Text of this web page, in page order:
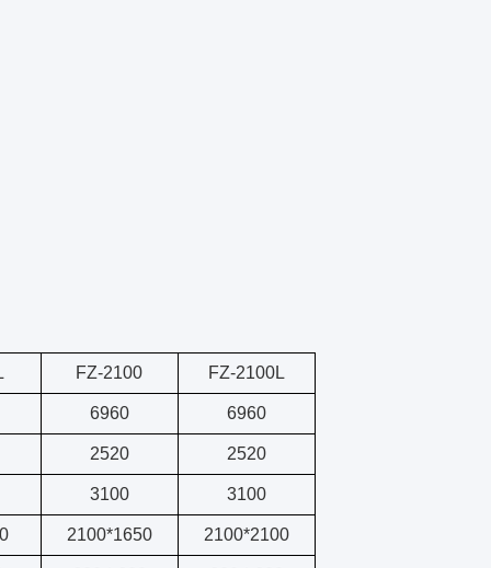
FZ-2100 FZ-2100L
6960 6960
2520 2520
3100 3100
2100*1650 2100*2100